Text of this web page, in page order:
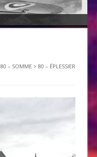
80 – SOMME > 80 – ÉPLESSIER